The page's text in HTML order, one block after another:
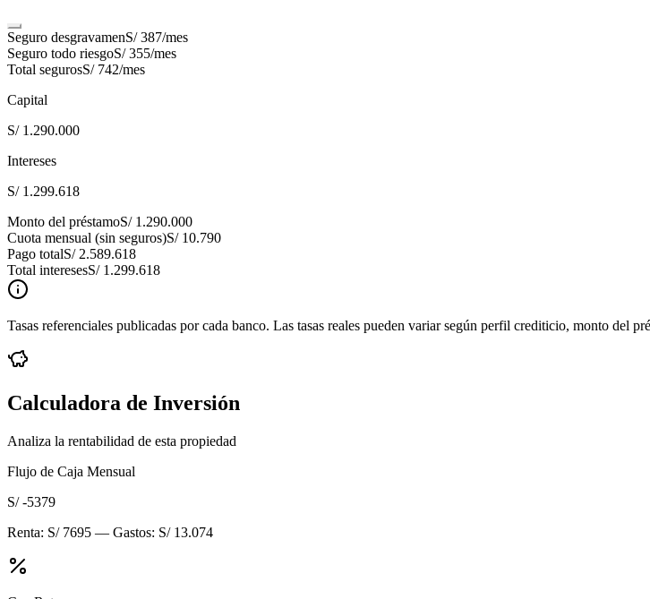
Seguro desgravamenS/ 387/mes
Seguro todo riesgoS/ 355/mes
Total segurosS/ 742/mes
Capital
S/ 1.290.000
Intereses
S/ 1.299.618
Monto del préstamoS/ 1.290.000
Cuota mensual (sin seguros)S/ 10.790
Pago totalS/ 2.589.618
Total interesesS/ 1.299.618
Tasas referenciales publicadas por cada banco. Las tasas reales pueden variar según perfil crediticio, monto del
Calculadora de Inversión
Analiza la rentabilidad de esta propiedad
Flujo de Caja Mensual
S/ -5379
Renta: S/ 7695 — Gastos: S/ 13.074